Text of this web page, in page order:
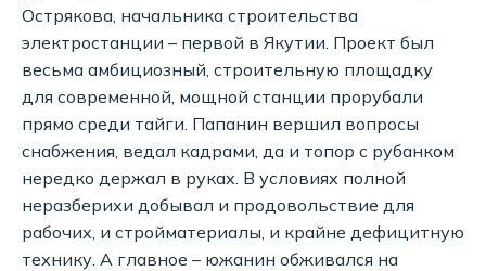
Острякова, начальника строительства
электростанции – первой в Якутии. Проект был
весьма амбициозный, строительную площадку
для современной, мощной станции прорубали
прямо среди тайги. Папанин вершил вопросы
снабжения, ведал кадрами, да и топор с рубанком
нередко держал в руках. В условиях полной
неразберихи добывал и продовольствие для
рабочих, и стройматериалы, и крайне дефицитную
технику. А главное – южанин обживался на